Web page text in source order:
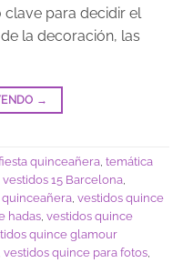
clave para decidir el
la decoración, las
→
quinceañera, temática
vestidos 15 Barcelona,
quinceañera, vestidos quince
hadas, vestidos quince
quince glamour
vestidos quince para fotos,